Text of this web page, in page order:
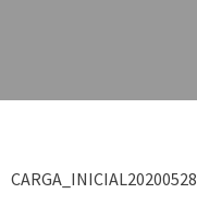
CARGA_INICIAL20200528